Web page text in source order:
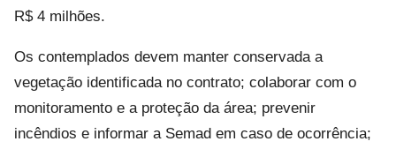
R$ 4 milhões.
Os contemplados devem manter conservada a
vegetação identificada no contrato; colaborar com o
monitoramento e a proteção da área; prevenir
incêndios e informar a Semad em caso de ocorrência;